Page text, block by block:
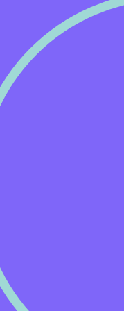
Samen bouwen